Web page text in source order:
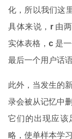
化，所以我们这
具体来说， r由两
实体表格，c 是
最后一个用户话
此外，当发生的
录会被从记忆中
它们的出现应该
略，使单样本学